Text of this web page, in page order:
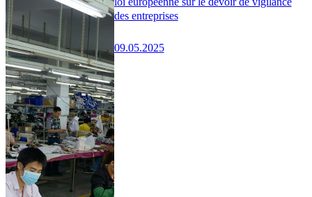
des entreprises
09.05.2025